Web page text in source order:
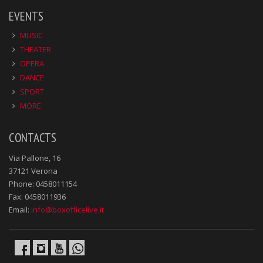
EVENTS
MUSIC
THEATER
OPERA
DANCE
SPORT
MORE
CONTACTS
Via Pallone, 16
37121 Verona
Phone: 0458011154
Fax: 0458011936
Email: info@boxofficelive.it